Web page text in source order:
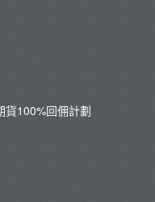
貨100%回佣計劃